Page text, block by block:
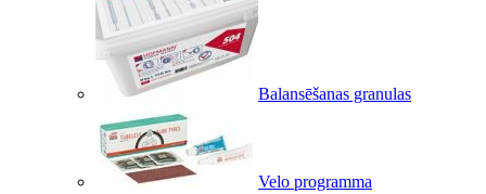
Balansēšanas granulas
Velo programma